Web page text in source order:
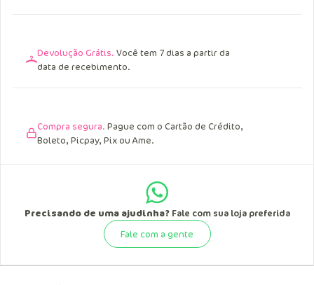
Devolução Grátis. Você tem 7 dias a partir da
data de recebimento.
Compra segura. Pague com o Cartão de Crédito,
Boleto, Picpay, Pix ou Ame.
Precisando de uma ajudinha?Fale com sua loja preferida
Fale com a gente